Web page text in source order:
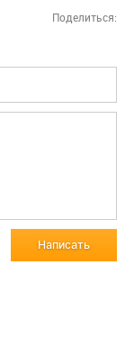
Поделиться:
Написать